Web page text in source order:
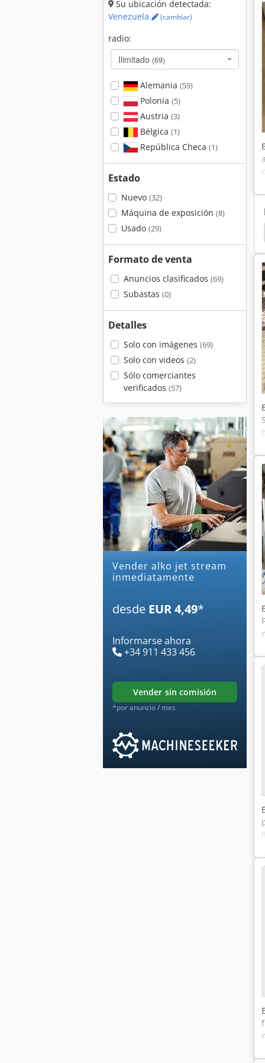
Su ubicación detectada:
Venezuela
(cambiar)
radio:
Ilimitado (69)
Alemania (59)
Polonia (5)
Austria (3)
Bélgica (1)
República Checa (1)
Estado
Nuevo (32)
Máquina de exposición (8)
Usado (29)
Formato de venta
Anuncios clasificados (69)
Subastas (0)
Detalles
Solo con imágenes (69)
Solo con videos (2)
Sólo comerciantes
verificados (57)
Vender alko jet stream
inmediatamente
desde EUR 4,49*
Informarse ahora
+34 911 433 456
vender sin comisión
*por anuncio / mes
Atrévete Seco Pintura Pared De Aerosol Seco